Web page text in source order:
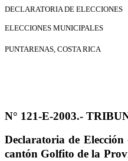
DECLARATORIA DE ELECCIONES
ELECCIONES MUNICIPALES
PUNTARENAS, COSTA RICA
N° 121-E-2003.-
Declaratoria de
cantón Golfito de la